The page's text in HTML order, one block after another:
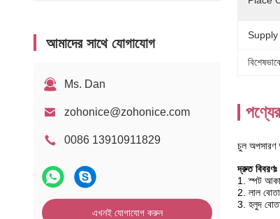
১৪৭০ এনএম ডায়োড লেজার
আমাদের সাথে যোগাযোগ
Ms. Dan
zohonice@zohonice.com
0086 13910911829
এখনই যোগাযোগ করুন
Supply
চুল অপসারণ
দ্রুত বিবরণঃ
1. স্পট
2. লাল
3. হলুদ